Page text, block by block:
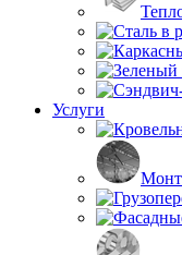
Услуги